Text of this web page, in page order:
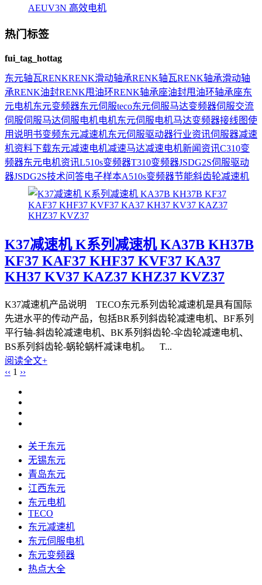
AEUV3N 高效电机
热门标签
fui_tag_hottag
东元轴瓦RENKRENK滑动轴承RENK轴瓦RENK轴承滑动轴
承RENK油封RENK甩油环RENK轴承座油封甩油环轴承座东
元电机东元变频器东元伺服teco东元伺服马达变频器伺服交流
伺服伺服马达伺服电机电机东元伺服电机马达变频器接线图使
用说明书变频东元减速机东元伺服驱动器行业资讯伺服器减速
机资料下载东元减速电机减速马达减速电机新闻资讯C310变
频器东元电机资讯L510s变频器T310变频器JSDG2S伺服驱动
器JSDG2S技术问答电子样本A510s变频器节能斜齿轮减速机
K37减速机 K系列减速机 KA37B KH37B
KF37 KAF37 KHF37 KVF37 KA37
KH37 KV37 KAZ37 KHZ37 KVZ37
K37减速机产品说明 TECO东元系列齿轮减速机是具有国际
先进水平的传动产品，包括BR系列斜齿轮减速电机、BF系列
平行轴-斜齿轮减速电机、BK系列斜齿轮-伞齿轮减速电机、
BS系列斜齿轮-蜗轮蜗杄减诔电机。 T...
阅读全文+
‹‹ 1 ››
关于东元
无锡东元
青岛东元
江西东元
东元电机
TECO
东元减速机
东元伺服电机
东元变频器
热点大全